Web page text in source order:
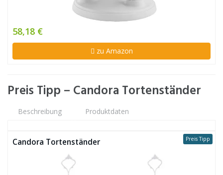
58,18 €
zu Amazon
Preis Tipp – Candora Tortenständer
Beschreibung Produktdaten
Preis Tipp
Candora Tortenständer